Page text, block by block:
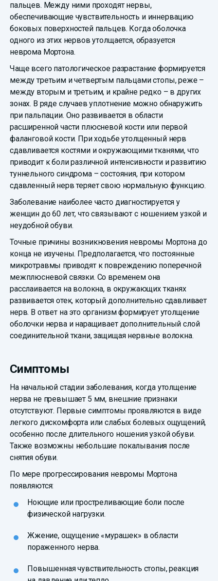
пальцев. Между ними проходят нервы,
обеспечивающие чувствительность и иннервацию
боковых поверхностей пальцев. Когда оболочка
одного из этих нервов утолщается, образуется
неврома Мортона.
Чаще всего патологическое разрастание формируется
между третьим и четвертым пальцами стопы, реже –
между вторым и третьим, и крайне редко – в других
зонах. В ряде случаев уплотнение можно обнаружить
при пальпации. Оно развивается в области
расширенной части плюсневой кости или первой
фаланговой кости. При ходьбе утолщенный нерв
сдавливается костями и окружающими тканями, что
приводит к боли различной интенсивности и развитию
туннельного синдрома – состояния, при котором
сдавленный нерв теряет свою нормальную функцию.
Заболевание наиболее часто диагностируется у
женщин до 60 лет, что связывают с ношением узкой и
неудобной обуви.
Точные причины возникновения невромы Мортона до
конца не изучены. Предполагается, что постоянные
микротравмы приводят к повреждению поперечной
межплюсневой связки. Со временем она
расслаивается на волокна, в окружающих тканях
развивается отек, который дополнительно сдавливает
нерв. В ответ на это организм формирует утолщение
оболочки нерва и наращивает дополнительный слой
соединительной ткани, защищая нервные волокна.
Симптомы
На начальной стадии заболевания, когда утолщение
нерва не превышает 5 мм, внешние признаки
отсутствуют. Первые симптомы проявляются в виде
легкого дискомфорта или слабых болевых ощущений,
особенно после длительного ношения узкой обуви.
Также возможны небольшие покалывания после
снятия обуви.
По мере прогрессирования невромы Мортона
появляются:
Ноющие или простреливающие боли после
физической нагрузки.
Жжение, ощущение «мурашек» в области
пораженного нерва.
Повышенная чувствительность стопы, реакция